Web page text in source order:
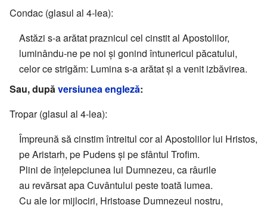
Condac (glasul al 4-lea):
Astăzi s-a arătat praznicul cel cinstit al Apostolilor,
luminându-ne pe noi și gonind întunericul păcatului,
celor ce strigăm: Lumina s-a arătat și a venit izbăvirea.
Sau, după versiunea engleză:
Tropar (glasul al 4-lea):
Împreună să cinstim întreitul cor al Apostolilor lui Hristos,
pe Aristarh, pe Pudens și pe sfântul Trofim.
Plini de înțelepciunea lui Dumnezeu, ca râurile
au revărsat apa Cuvântului peste toată lumea.
Cu ale lor mijlociri, Hristoase Dumnezeul nostru,